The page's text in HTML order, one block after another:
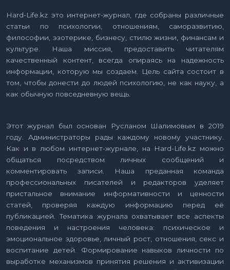
Hard-Life.kz это интернет-журнал, где собраны различные
статьи по психологии, отношениям, саморазвитию,
философии, эзотерике, бизнесу, стилю жизни, финансам и
культуре. Наша миссия, предоставить читателям
качественный контент, всегда опираясь на надежность
информации, которую мы создаем. Цель сайта состоит в
том, чтобы донести до людей психологию, не как науку, а
как обычную повседневную вещь.
Этот журнал был основан Русланом Шалимовым в 2019
году. Администраторы рады каждому новому участнику.
Как и в любом интернет-журнале, на Hard-Life.kz можно
общаться посредством личных сообщений и
комментировать записи. Наша преданная команда
профессиональных писателей и редакторов уделяет
пристальное внимание информативности и ценности
статей, проверяя каждую информацию перед её
публикацией. Тематика журнала охватывает все аспекты
поведения и настроения человека: психическое и
эмоциональное здоровье, личный рост, отношения, секс и
воспитание детей. Формирование навыков личности по
выработке механизмов принятия решения и активизации